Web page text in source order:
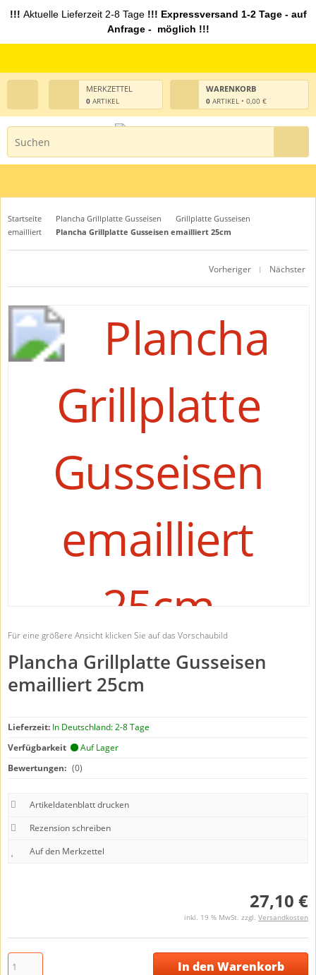
!!! Aktuelle Lieferzeit 2-8 Tage !!! Expressversand 1-2 Tage - auf
Anfrage - möglich !!!
WARENKORB
0 ARTIKEL • 0,00 €
MERKZETTEL
0 ARTIKEL
Startseite Plancha Grillplatte Gusseisen
Grillplatte Gusseisen
emailliert
Plancha Grillplatte Gusseisen emailliert 25cm
Vorheriger | Nächster
Für eine größere Ansicht klicken Sie auf das Vorschaubild
Plancha Grillplatte Gusseisen
emailliert 25cm
Lieferzeit: In Deutschland: 2-8 Tage
Verfügbarkeit
Auf Lager
Bewertungen: (0)
Artikeldatenblatt drucken
Rezension schreiben
27,10 €
inkl. 19 % MwSt. zzgl. Versandkosten
In den Warenkorb